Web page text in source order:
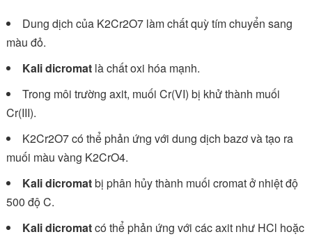
Dung dịch của K2Cr2O7 làm chất quỳ tím chuyển sang
màu đỏ.
Kali dicromatlà chất oxi hóa mạnh.
Trong môi trường axit, muối Cr(VI) bị khử thành muối
Cr(III).
K2Cr2O7 có thể phản ứng với dung dịch bazơ và tạo ra
muối màu vàng K2CrO4.
Kali dicromatbị phân hủy thành muối cromat ở nhiệt độ
500 độ C.
Kali dicromatcó thể phản ứng với các axit như HCl hoặc